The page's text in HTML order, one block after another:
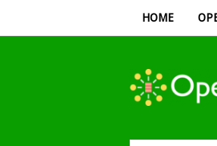
HOME
Data
Day